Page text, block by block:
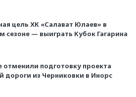
цель ХК «Салават Юлаев» в
сезоне — выиграть Кубок Гагарина
отменили подготовку проекта
дороги из Черниковки в Инорс